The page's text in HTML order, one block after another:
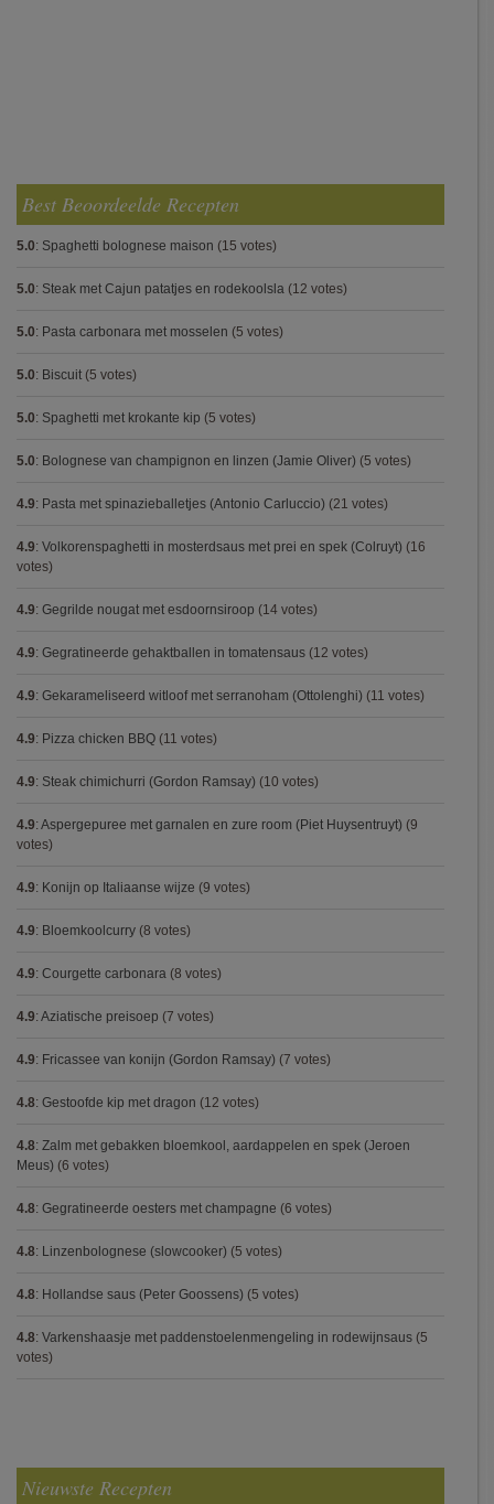
Best Beoordeelde Recepten
5.0: Spaghetti bolognese maison (15 votes)
5.0: Steak met Cajun patatjes en rodekoolsla (12 votes)
5.0: Pasta carbonara met mosselen (5 votes)
5.0: Biscuit (5 votes)
5.0: Spaghetti met krokante kip (5 votes)
5.0: Bolognese van champignon en linzen (Jamie Oliver) (5 votes)
4.9: Pasta met spinazieballetjes (Antonio Carluccio) (21 votes)
4.9: Volkorenspaghetti in mosterdsaus met prei en spek (Colruyt) (16
votes)
4.9: Gegrilde nougat met esdoornsiroop (14 votes)
4.9: Gegratineerde gehaktballen in tomatensaus (12 votes)
4.9: Gekarameliseerd witloof met serranoham (Ottolenghi) (11 votes)
4.9: Pizza chicken BBQ (11 votes)
4.9: Steak chimichurri (Gordon Ramsay) (10 votes)
4.9: Aspergepuree met garnalen en zure room (Piet Huysentruyt) (9
votes)
4.9: Konijn op Italiaanse wijze (9 votes)
4.9: Bloemkoolcurry (8 votes)
4.9: Courgette carbonara (8 votes)
4.9: Aziatische preisoep (7 votes)
4.9: Fricassee van konijn (Gordon Ramsay) (7 votes)
4.8: Gestoofde kip met dragon (12 votes)
4.8: Zalm met gebakken bloemkool, aardappelen en spek (Jeroen
Meus) (6 votes)
4.8: Gegratineerde oesters met champagne (6 votes)
4.8: Linzenbolognese (slowcooker) (5 votes)
4.8: Hollandse saus (Peter Goossens) (5 votes)
4.8: Varkenshaasje met paddenstoelenmengeling in rodewijnsaus (5
votes)
Nieuwste Recepten